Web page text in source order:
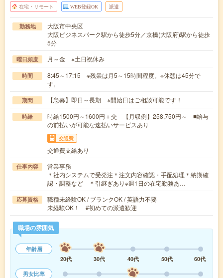
在宅・リモート WEB登録OK 派遣
勤務地
大阪市中央区
大阪ビジネスパーク駅から徒歩5分／京橋(大阪府)駅から徒歩
5分
曜日頻度 月～金 ※土日祝休み
時間
8:45～17:15 ※残業は月5～15時間程度。※休憩は45分で
す。
期間 【急募】即日～長期 ※開始日はご相談可能です！
時給
時給1500円～1600円＋交 【月収例】258,750円～ ■給与
の前払いが可能な速払いサービスあり
交通費
交通費支給あり
仕事内容
営業事務
＊社内システムで受発注＊注文内容確認・手配処理＊納期確
認・調整など ＊引継ぎあり※週1日の在宅勤務あ…
応募資格
職種未経験OK / ブランクOK / 英語力不要
未経験OK！ #初めての派遣歓迎
職場の雰囲気
年齢層
20代
30代 40代 50代
60代
男女比率